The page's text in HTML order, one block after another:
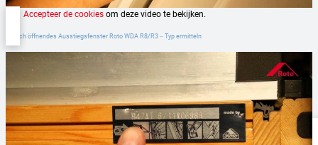
Accepteer de cookies om deze video te bekijken.
Seitlich öffnendes Ausstiegsfenster Roto WDA R8/R3 ‒ Typ ermitteln